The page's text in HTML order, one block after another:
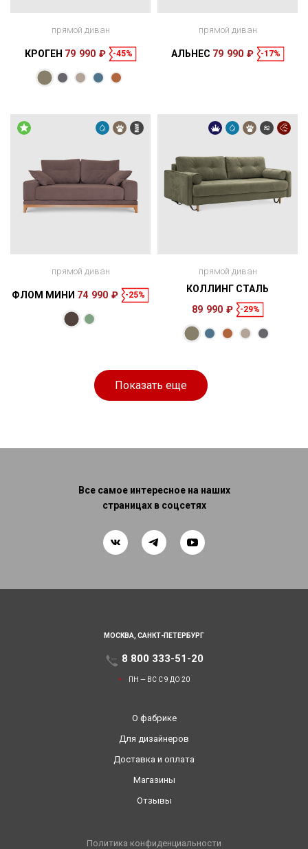
Размеры
214 × 94 × 72
место
197 × 137 см
прямой диван
КРОГЕН 79 990 ₽ -45%
210 × 94 × 92
место
200 × 140 см
прямой диван
АЛЬНЕС 79 990 ₽ -17%
Размеры
прямой диван
ФЛОМ МИНИ 74 990 ₽ -25%
Размеры
см
Спальное
прямой диван
КОЛЛИНГ СТАЛЬ
89 990 ₽
-29%
Показать еще
Все самое интересное на наших
страницах в соцсетях
МОСКВА, САНКТ-ПЕТЕРБУРГ
8 800 333-51-20
ПН — ВС С 9 ДО 20
О фабрике
Для дизайнеров
Доставка и оплата
Магазины
Отзывы
Политика конфиденциальности